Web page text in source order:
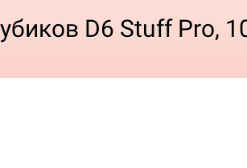
D6 Stuff Pro,